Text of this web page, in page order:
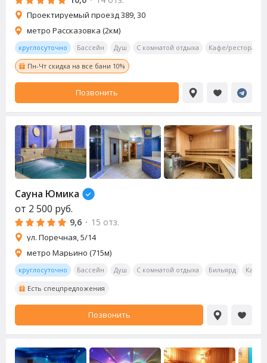
Проектируемый проезд 389, 30
метро Рассказовка (2км)
круглосуточно Бассейн Душ С комнатой отдыха Кафе/ресторан
Пн-Чт скидка на все бани 10%
Позвонить
Сауна Юмика
от 2 500 руб.
9,6 · 15 отз.
ул. Поречная, 5/14
метро Марьино (715м)
круглосуточно Бассейн Душ С комнатой отдыха Бильярд
Есть спецпредложения
Позвонить